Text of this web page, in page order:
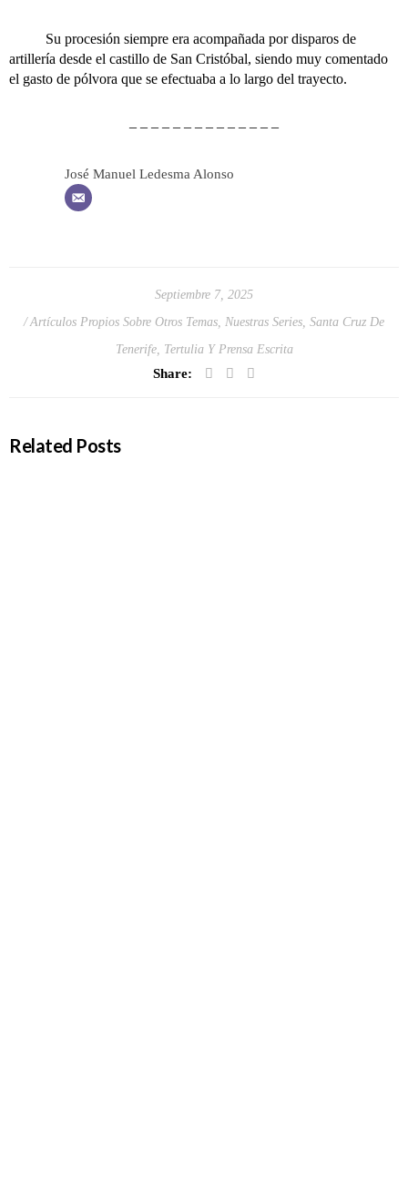
Su procesión siempre era acompañada por disparos de
artillería desde el castillo de San Cristóbal, siendo muy comentado
el gasto de pólvora que se efectuaba a lo largo del trayecto.
– – – – – – – – – – – – – –
José Manuel Ledesma Alonso
Septiembre 7, 2025
Artículos Propios Sobre Otros Temas, Nuestras Series, Santa Cruz De
Tenerife, Tertulia Y Prensa Escrita
Share:
Related Posts